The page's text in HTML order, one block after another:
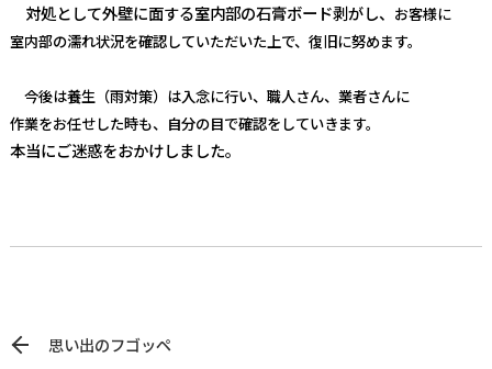
対処として外壁に面する室内部の石膏ボード剥がし、 お客様に
室内部の濡れ状況を確認していただいた上で、 復旧に努めます。
今後は養生（雨対策）は入念に行い、職人さん、業者さんに
作業をお任せした時も、自分の目で確認をしていきます。
本当にご迷惑をおかけしました。
思い出のフゴッペ